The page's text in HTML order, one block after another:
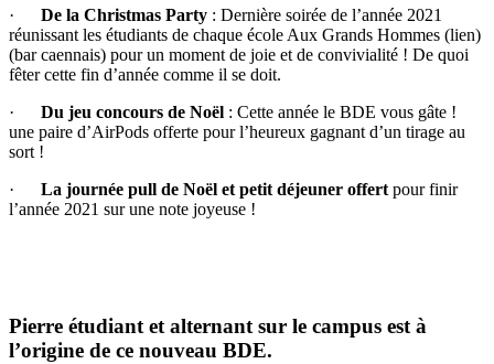
· De la Christmas Party : Dernière soirée de l’année 2021
réunissant les étudiants de chaque école Aux Grands Hommes (lien)
(bar caennais) pour un moment de joie et de convivialité ! De quoi
fêter cette fin d’année comme il se doit.
· Du jeu concours de Noël : Cette année le BDE vous gâte !
une paire d’AirPods offerte pour l’heureux gagnant d’un tirage au
sort !
· La journée pull de Noël et petit déjeuner offert pour finir
l’année 2021 sur une note joyeuse !
Pierre étudiant et alternant sur le campus est à
l’origine de ce nouveau BDE.